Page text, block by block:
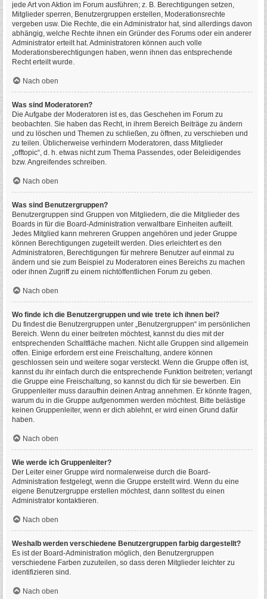
jede Art von Aktion im Forum ausführen; z. B. Berechtigungen setzen,
Mitglieder sperren, Benutzergruppen erstellen, Moderationsrechte
vergeben usw. Die Rechte, die ein Administrator hat, sind allerdings davon
abhängig, welche Rechte ihnen ein Gründer des Forums oder ein anderer
Administrator erteilt hat. Administratoren können auch volle
Moderationsberechtigungen haben, wenn ihnen das entsprechende
Recht erteilt wurde.
Nach oben
Was sind Moderatoren?
Die Aufgabe der Moderatoren ist es, das Geschehen im Forum zu
beobachten. Sie haben das Recht, in ihrem Bereich Beiträge zu ändern
und zu löschen und Themen zu schließen, zu öffnen, zu verschieben und
zu teilen. Üblicherweise verhindern Moderatoren, dass Mitglieder
„offtopic“, d. h. etwas nicht zum Thema Passendes, oder Beleidigendes
bzw. Angreifendes schreiben.
Nach oben
Was sind Benutzergruppen?
Benutzergruppen sind Gruppen von Mitgliedern, die die Mitglieder des
Boards in für die Board-Administration verwaltbare Einheiten aufteilt.
Jedes Mitglied kann mehreren Gruppen angehören und jeder Gruppe
können Berechtigungen zugeteilt werden. Dies erleichtert es den
Administratoren, Berechtigungen für mehrere Benutzer auf einmal zu
ändern und sie zum Beispiel zu Moderatoren eines Bereichs zu machen
oder ihnen Zugriff zu einem nichtöffentlichen Forum zu geben.
Nach oben
Wo finde ich die Benutzergruppen und wie trete ich ihnen bei?
Du findest die Benutzergruppen unter „Benutzergruppen“ im persönlichen
Bereich. Wenn du einer beitreten möchtest, kannst du dies mit der
entsprechenden Schaltfläche machen. Nicht alle Gruppen sind allgemein
offen. Einige erfordern erst eine Freischaltung, andere können
geschlossen sein und weitere sogar versteckt. Wenn die Gruppe offen ist,
kannst du ihr einfach durch die entsprechende Funktion beitreten; verlangt
die Gruppe eine Freischaltung, so kannst du dich für sie bewerben. Ein
Gruppenleiter muss daraufhin deinen Antrag annehmen. Er könnte fragen,
warum du in die Gruppe aufgenommen werden möchtest. Bitte belästige
keinen Gruppenleiter, wenn er dich ablehnt, er wird einen Grund dafür
haben.
Nach oben
Wie werde ich Gruppenleiter?
Der Leiter einer Gruppe wird normalerweise durch die Board-
Administration festgelegt, wenn die Gruppe erstellt wird. Wenn du eine
eigene Benutzergruppe erstellen möchtest, dann solltest du einen
Administrator kontaktieren.
Nach oben
Weshalb werden verschiedene Benutzergruppen farbig dargestellt?
Es ist der Board-Administration möglich, den Benutzergruppen
verschiedene Farben zuzuteilen, so dass deren Mitglieder leichter zu
identifizieren sind.
Nach oben